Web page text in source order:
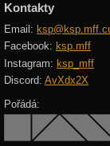
Kontakty
Email:
Facebook: ksp.mff
Instagram: ksp_mff
Discord: AvXdx2X
Pořádá: